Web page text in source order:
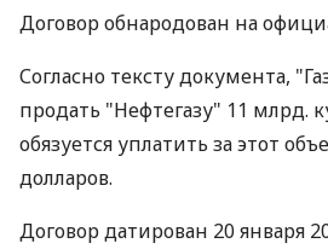
Договор обнародован на
Согласно тексту документа,
продать "Нефтегазу" 11 млрд.
обязуется уплатить за этот
долларов.
Договор датирован 20 января